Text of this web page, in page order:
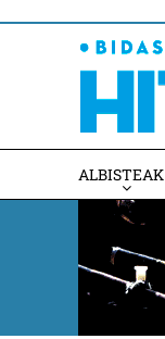
ALBISTEAK